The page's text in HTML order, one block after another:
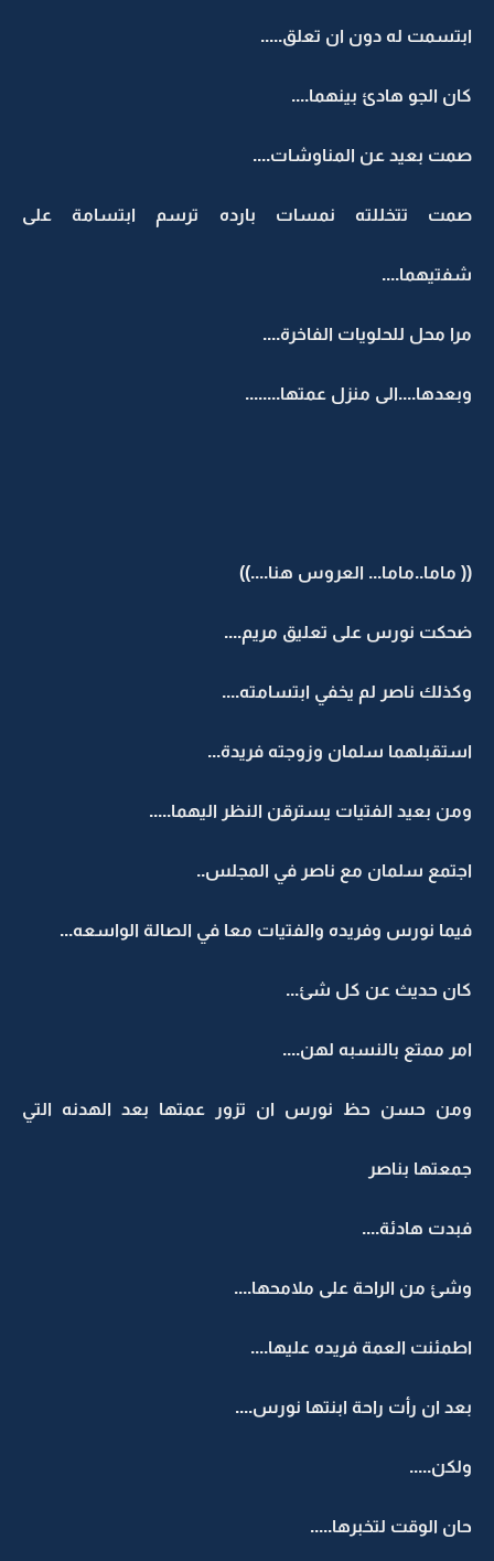
ابتسمت له دون ان تعلق.....
كان الجو هادئ بينهما....
صمت بعيد عن المناوشات....
صمت تتخللته نمسات بارده ترسم ابتسامة على
شفتيهما....
مرا محل للحلويات الفاخرة....
وبعدها....الى منزل عمتها........
(( ماما..ماما... العروس هنا....))
ضحكت نورس على تعليق مريم....
وكذلك ناصر لم يخفي ابتسامته....
استقبلهما سلمان وزوجته فريدة...
ومن بعيد الفتيات يسترقن النظر اليهما.....
اجتمع سلمان مع ناصر في المجلس..
فيما نورس وفريده والفتيات معا في الصالة الواسعه...
كان حديث عن كل شئ...
امر ممتع بالنسبه لهن....
ومن حسن حظ نورس ان تزور عمتها بعد الهدنه التي
جمعتها بناصر
فبدت هادئة....
وشئ من الراحة على ملامحها....
اطمئنت العمة فريده عليها....
بعد ان رأت راحة ابنتها نورس....
ولكن.....
حان الوقت لتخبرها.....